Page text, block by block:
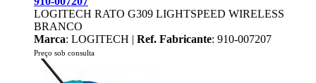
LOGITECH RATO G309 LIGHTSPEED WIRELESS
BRANCO
Marca: LOGITECH | Ref. Fabricante: 910-007207
Preço sob consulta